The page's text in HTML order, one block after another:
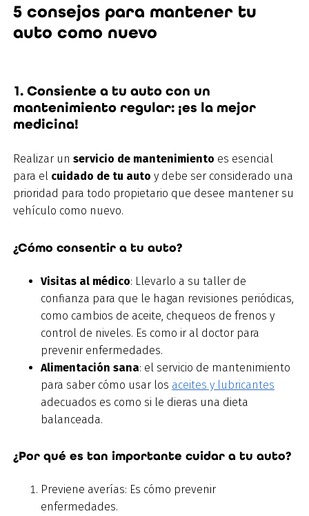
5 consejos para mantener tu
auto como nuevo
1. Consiente a tu auto con un
mantenimiento regular: ¡es la mejor
medicina!
Realizar un servicio de mantenimiento es esencial
para el cuidado de tu auto y debe ser considerado una
prioridad para todo propietario que desee mantener su
vehículo como nuevo.
¿Cómo consentir a tu auto?
Visitas al médico: Llevarlo a su taller de
confianza para que le hagan revisiones periódicas,
como cambios de aceite, chequeos de frenos y
control de niveles. Es como ir al doctor para
prevenir enfermedades.
Alimentación sana: el servicio de mantenimiento
para saber cómo usar los aceites y lubricantes
adecuados es como si le dieras una dieta
balanceada.
¿Por qué es tan importante cuidar a tu auto?
Previene averías: Es cómo prevenir
enfermedades.